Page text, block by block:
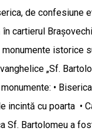
de confesiune
cartierul
istorice
„Sf.
•
incintă cu poarta •
Sf. Bartolomeu a